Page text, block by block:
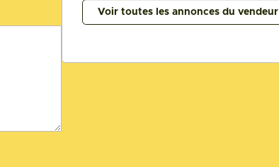
Voir toutes les annonces du vendeur